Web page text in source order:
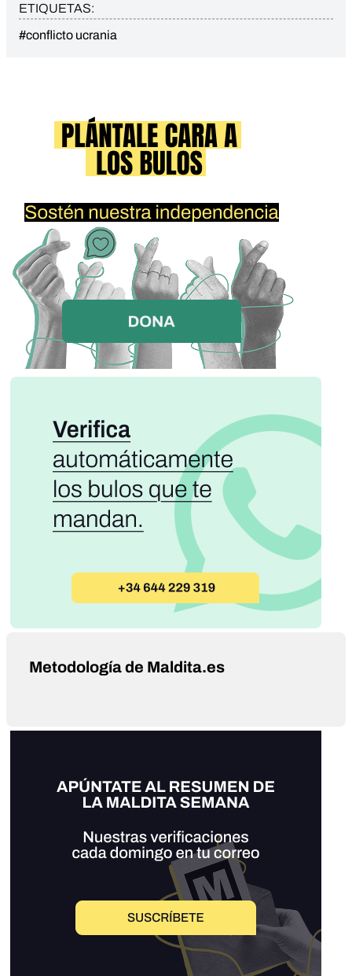
ETIQUETAS:
#conflicto ucrania
Metodología de Maldita.es